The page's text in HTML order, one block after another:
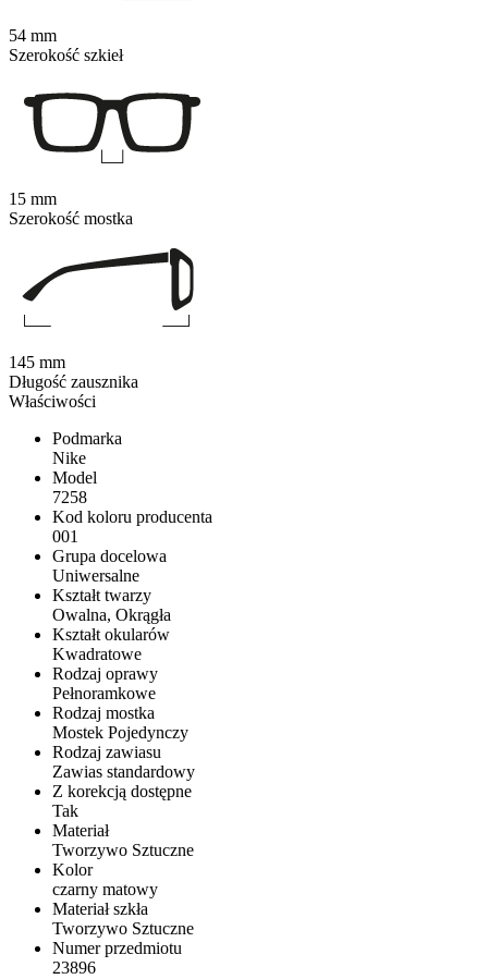
Właściwości
Podmarka
Nike
Model
7258
Kod koloru producenta
001
Grupa docelowa
Uniwersalne
Kształt twarzy
Owalna, Okrągła
Kształt okularów
Kwadratowe
Rodzaj oprawy
Pełnoramkowe
Rodzaj mostka
Mostek Pojedynczy
Rodzaj zawiasu
Zawias standardowy
Z korekcją dostępne
Tak
Materiał
Tworzywo Sztuczne
Kolor
czarny matowy
Materiał szkła
Tworzywo Sztuczne
Numer przedmiotu
23896
54 mm
Szerokość szkieł
15 mm
Szerokość mostka
145 mm
Długość zausznika